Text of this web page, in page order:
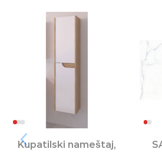
Kupatilski nameštaj,